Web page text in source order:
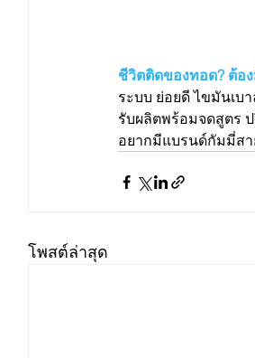
ชีวิตติดของทอด? ต้อ
ระบบ ย่อยดี ไขมันเบ
รับผลิตพร้อมจดสูตร
อยากมีแบรนด์กัมมี่ส
โพสต์ล่าสุด